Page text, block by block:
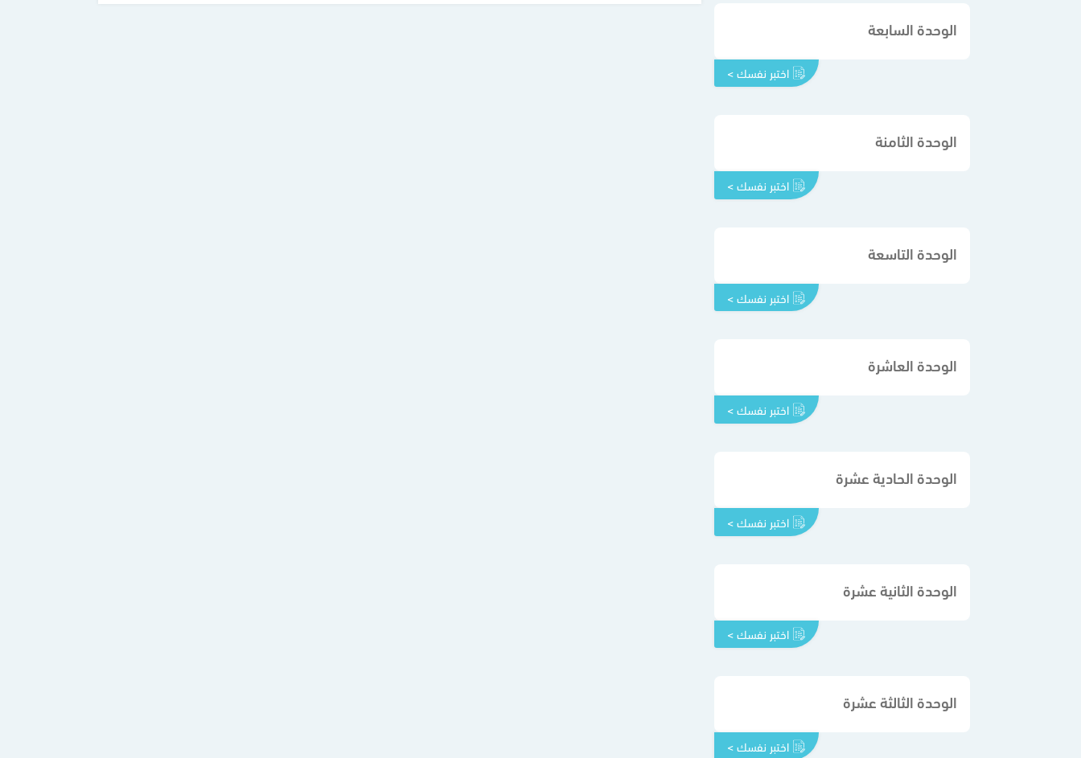
الوحدة السابعة
اختبر نفسك >
الوحدة الثامنة
اختبر نفسك >
الوحدة التاسعة
اختبر نفسك >
الوحدة العاشرة
اختبر نفسك >
الوحدة الحادية عشرة
اختبر نفسك >
الوحدة الثانية عشرة
اختبر نفسك >
الوحدة الثالثة عشرة
اختبر نفسك >